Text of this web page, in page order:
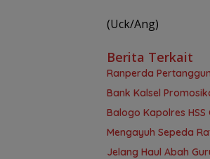
(Uck/Ang)
Berita Terkait
Ranperda
Bank Kalsel
Balogo Kapolres
Mengayuh Sepeda
Jelang Haul Abah